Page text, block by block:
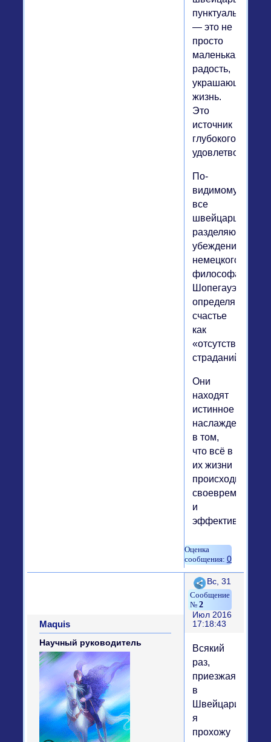
пунктуальность
— это не
просто
маленькая
радость,
украшающая
жизнь.
Это
источник
глубокого
удовлетворения.
По-
видимому,
все
швейцарцы
разделяют
убеждения
немецкого
философа
Шопегауэра,
определявшего
счастье
как
«отсутствие
страданий».
Они
находят
истинное
наслаждение
в том,
что всё в
их жизни
происходит
своевременно
и
эффективно.
0
Поделиться
2
Вс, 31
Июл 2016
17:18:43
Maquis
Научный руководитель
Всякий
раз,
приезжая
в
Швейцарию,
я
прохожу